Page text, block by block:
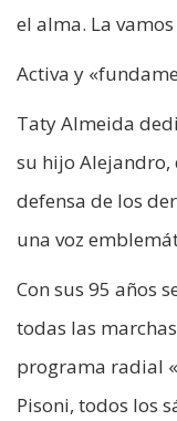
el alma. La
Activa y
Taty Almeida
su hijo Alejandro,
defensa de los
una voz
Con sus 95 años
todas las
programa radial
Pisoni, todos los